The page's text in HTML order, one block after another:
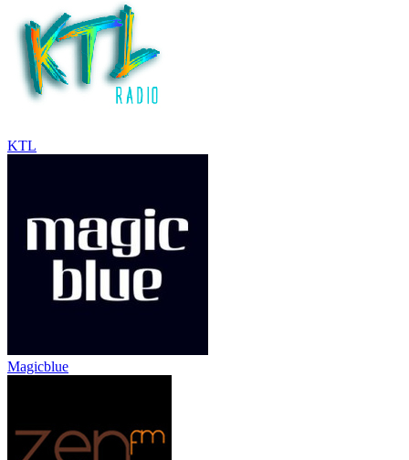
KTL
Magicblue